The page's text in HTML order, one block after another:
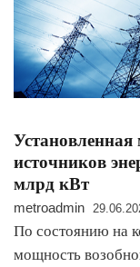
источников
млрд кВт
metroadmin
По состоянию на
мощность